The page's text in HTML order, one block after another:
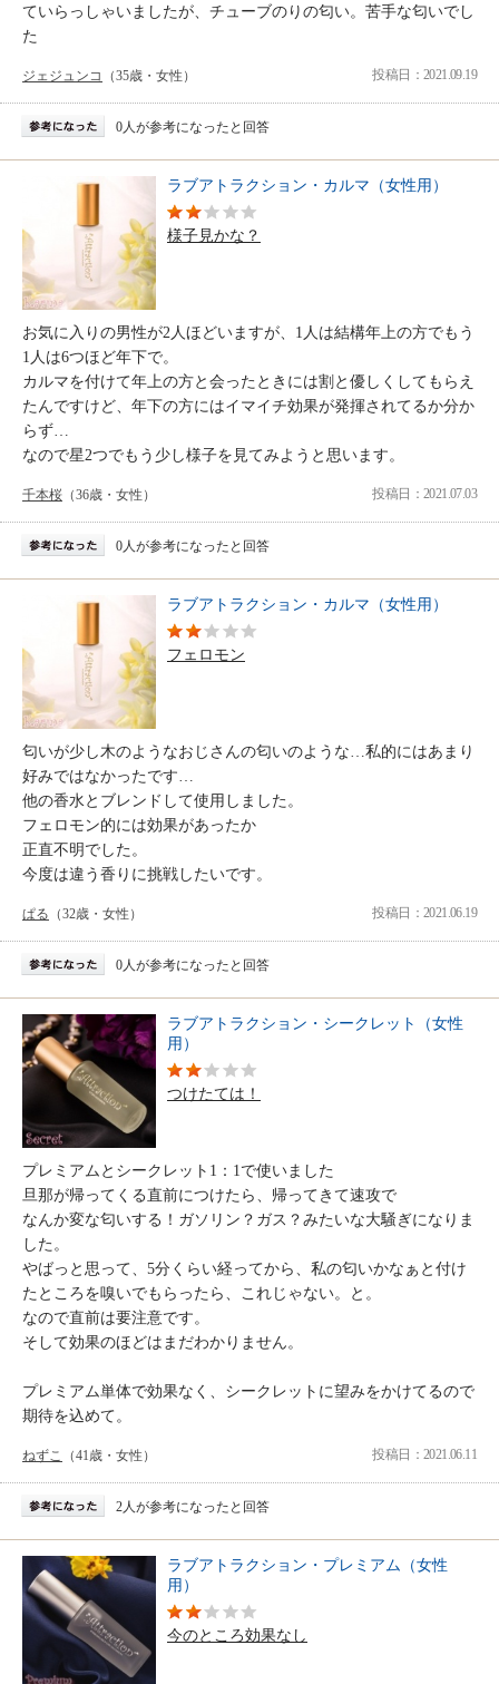
ていらっしゃいましたが、チューブのりの匂い。苦手な匂いでし
た
ジェジュンコ （35歳・女性） 投稿日：2021.09.19
0人が参考になったと回答
ラブアトラクション・カルマ（女性用）
様子見かな？
お気に入りの男性が2人ほどいますが、1人は結構年上の方でもう
1人は6つほど年下で。
カルマを付けて年上の方と会ったときには割と優しくしてもらえ
たんですけど、年下の方にはイマイチ効果が発揮されてるか分か
らず…
なので星2つでもう少し様子を見てみようと思います。
千本桜 （36歳・女性） 投稿日：2021.07.03
0人が参考になったと回答
ラブアトラクション・カルマ（女性用）
フェロモン
匂いが少し木のようなおじさんの匂いのような…私的にはあまり
好みではなかったです…
他の香水とブレンドして使用しました。
フェロモン的には効果があったか
正直不明でした。
今度は違う香りに挑戦したいです。
ぱる （32歳・女性） 投稿日：2021.06.19
0人が参考になったと回答
ラブアトラクション・シークレット（女性
用）
つけたては！
プレミアムとシークレット1：1で使いました
旦那が帰ってくる直前につけたら、帰ってきて速攻で
なんか変な匂いする！ガソリン？ガス？みたいな大騒ぎになりま
した。
やばっと思って、5分くらい経ってから、私の匂いかなぁと付け
たところを嗅いでもらったら、これじゃない。と。
なので直前は要注意です。
そして効果のほどはまだわかりません。
プレミアム単体で効果なく、シークレットに望みをかけてるので
期待を込めて。
ねずこ （41歳・女性） 投稿日：2021.06.11
2人が参考になったと回答
ラブアトラクション・プレミアム（女性
用）
今のところ効果なし